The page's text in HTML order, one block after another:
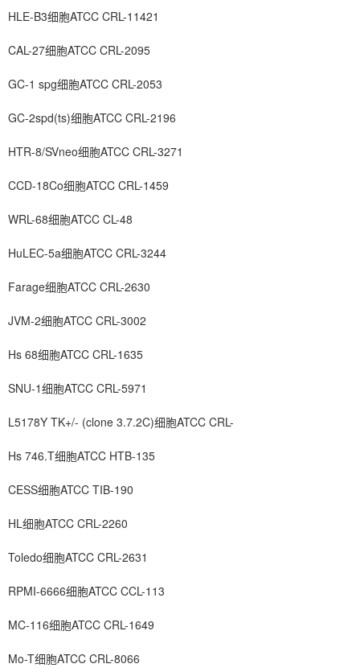
HLE-B3细胞ATCC CRL-11421
CAL-27细胞ATCC CRL-2095
GC-1 spg细胞ATCC CRL-2053
GC-2spd(ts)细胞ATCC CRL-2196
HTR-8/SVneo细胞ATCC CRL-3271
CCD-18Co细胞ATCC CRL-1459
WRL-68细胞ATCC CL-48
HuLEC-5a细胞ATCC CRL-3244
Farage细胞ATCC CRL-2630
JVM-2细胞ATCC CRL-3002
Hs 68细胞ATCC CRL-1635
SNU-1细胞ATCC CRL-5971
L5178Y TK+/- (clone 3.7.2C)细胞ATCC CRL-
Hs 746.T细胞ATCC HTB-135
CESS细胞ATCC TIB-190
HL细胞ATCC CRL-2260
Toledo细胞ATCC CRL-2631
RPMI-6666细胞ATCC CCL-113
MC-116细胞ATCC CRL-1649
Mo-T细胞ATCC CRL-8066